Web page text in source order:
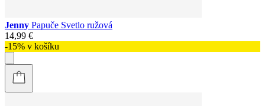
Jenny Papuče Svetlo ružová
14,99 €
-15% v košíku